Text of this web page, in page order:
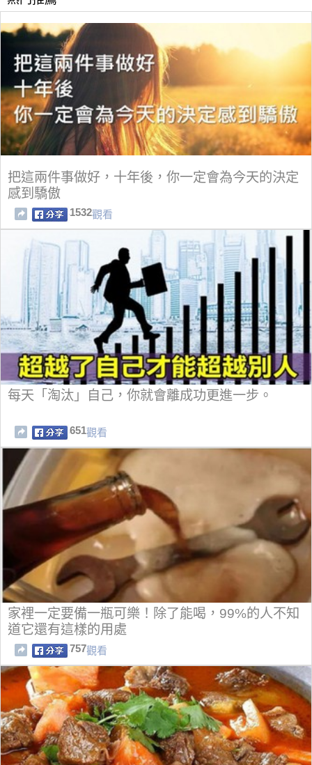
把這兩件事做好，十年後，你一定會為今天的決定
感到驕傲
1532觀看
每天「淘汰」自己，你就會離成功更進一步。
651觀看
家裡一定要備一瓶可樂！除了能喝，99%的人不知
道它還有這樣的用處
757觀看